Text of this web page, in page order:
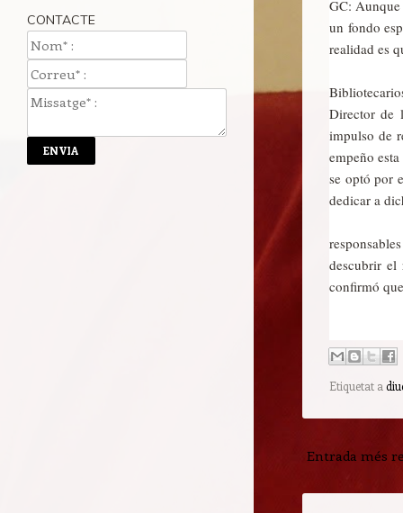
GC:
un fondo
realidad es
A raíz
Director de
impulso de
empeño
se optó por
dedicar a
Eso sí,
descubrir el
confirmó
Etiquetat a
Entrada més
CONTACTE